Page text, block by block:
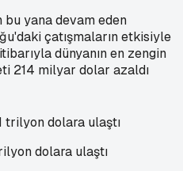
bu yana devam eden
çatışmaların etkisiyle
dünyanın en zengin
214 milyar dolar azaldı
dolara ulaştı